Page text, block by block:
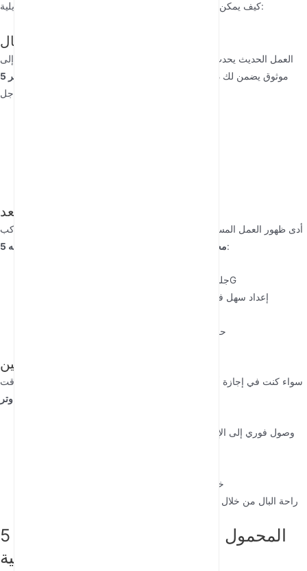
كيف يمكن لمختلف المستخدمين الاستفادة من هذه التقنية التحويلية:
للمحترفين في مجال الأعمال
العمل الحديث يحدث في كل مكان – من المقاهي إلى صالات المطارات إلى
موثوق يضمن لك دائمًا اتصالاً آمنًا وعالي
للمسافرين الرقميين والعاملين عن بُعد
أدى ظهور العمل المستقل عن الموقع إلى خلق طلب على حلول اتصال تواكب
أفضل جهاز توجيه 5G محموليتيح:
جلسات عمل منتجة من أي مكان تتوفر فيه تغطية 5G
إعداد سهل في المساكن المؤقتة أو مساحات العمل المشتركة
حرية العمل من مواقع خلابة دون التضحية بالإنتاجية
للعائلات والمسافرين الدائمين
سواء كنت في إجازة أو تزور الأقارب، يعد البقاء متصلاً أكثر أهمية من أي وقت
وصول فوري إلى الإنترنت لجميع أفراد العائلة دون البحث عن شبكات
خيارات ترفيهية للرحلات الطويلة أو الأيام الممطرة
راحة البال من خلال الوصول إلى الخرائط والترجمة وخدمات الطوارئ
اختيار جهاز توجيه 5G المحمول المناسب:
اعتبارات أساسية